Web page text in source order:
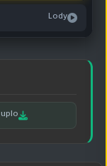
Lody
uplo